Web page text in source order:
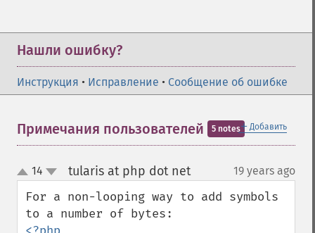
Нашли ошибку?
Инструкция • Исправление • Сообщение об ошибке
＋ Добавить
Примечания пользователей 5 notes
up
down
14 tularis at php dot net¶ 19 years ago
For a non-looping way to add symbols